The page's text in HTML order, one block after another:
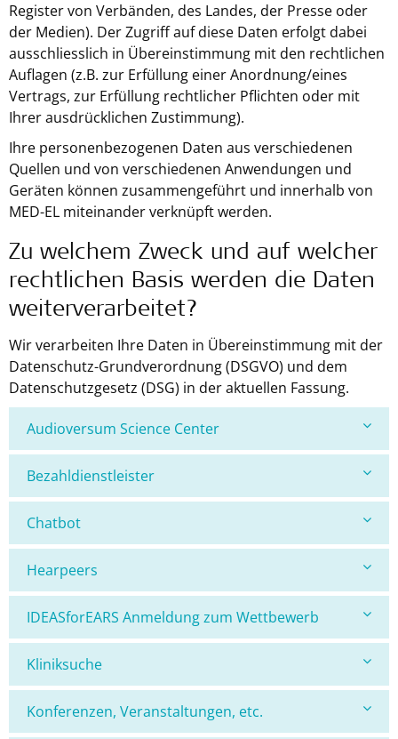
Register von Verbänden, des Landes, der Presse oder
der Medien). Der Zugriff auf diese Daten erfolgt dabei
ausschliesslich in Übereinstimmung mit den rechtlichen
Auflagen (z.B. zur Erfüllung einer Anordnung/eines
Vertrags, zur Erfüllung rechtlicher Pflichten oder mit
Ihrer ausdrücklichen Zustimmung).
Ihre personenbezogenen Daten aus verschiedenen
Quellen und von verschiedenen Anwendungen und
Geräten können zusammengeführt und innerhalb von
MED-EL miteinander verknüpft werden.
Zu welchem Zweck und auf welcher
rechtlichen Basis werden die Daten
weiterverarbeitet?
Wir verarbeiten Ihre Daten in Übereinstimmung mit der
Datenschutz-Grundverordnung (DSGVO) und dem
Datenschutzgesetz (DSG) in der aktuellen Fassung.
Audioversum Science Center
Bezahldienstleister
Chatbot
Hearpeers
IDEASforEARS Anmeldung zum Wettbewerb
Kliniksuche
Konferenzen, Veranstaltungen, etc.